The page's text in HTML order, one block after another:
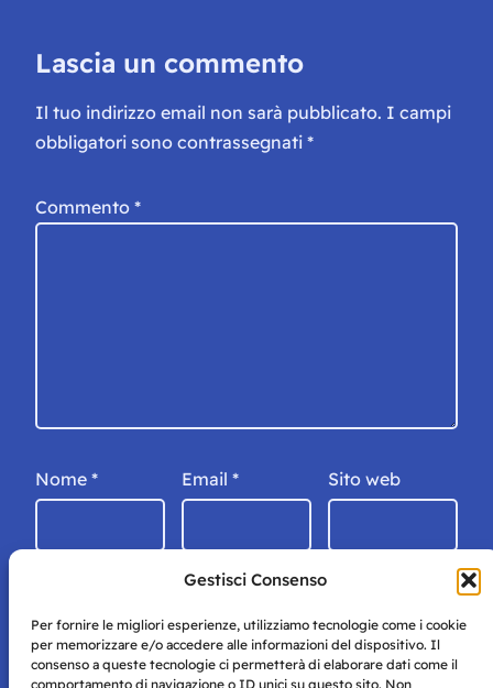
Gestisci Consenso
Per fornire le migliori esperienze, utilizziamo tecnologie come i cookie
per memorizzare e/o accedere alle informazioni del dispositivo. Il
consenso a queste tecnologie ci permetterà di elaborare dati come il
comportamento di navigazione o ID unici su questo sito. Non
Lascia un commento
Il tuo indirizzo email non sarà pubblicato. I campi
obbligatori sono contrassegnati *
Commento *
Nome * Email * Sito web